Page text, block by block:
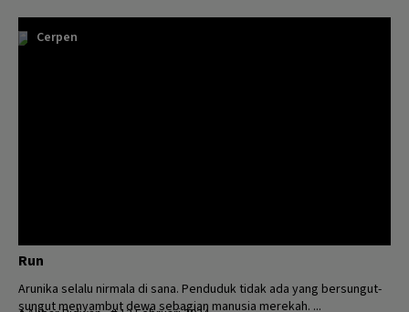
Cerpen
Run
Arunika selalu nirmala di sana. Penduduk tidak ada yang bersungut-
sungut menyambut dewa sebagian manusia merekah. ...